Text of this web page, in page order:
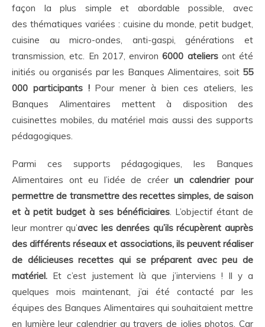
façon la plus simple et abordable possible, avec
des thématiques variées : cuisine du monde, petit budget,
cuisine au micro-ondes, anti-gaspi, générations et
transmission, etc. En 2017, environ6000 ateliersont été
initiés ou organisés par les Banques Alimentaires, soit 55
000 participants !Pour mener à bien ces ateliers, les
Banques Alimentaires mettent à disposition des
cuisinettes mobiles, du matériel mais aussi des supports
pédagogiques.
Parmi ces supports pédagogiques, les Banques
Alimentaires ont eu l’idée de créer un calendrier pour
permettre de transmettre des recettes simples, de saison
et à petit budget à ses bénéficiaires. L’objectif étant de
leur montrer qu’avec les denrées qu’ils récupèrent auprès
des différents réseaux et associations, ils peuvent réaliser
de délicieuses recettes qui se préparent avec peu de
matériel. Et c’est justement là que j’interviens ! Il y a
quelques mois maintenant, j’ai été contacté par les
équipes des Banques Alimentaires qui souhaitaient mettre
en lumière leur calendrier au travers de jolies photos. Car